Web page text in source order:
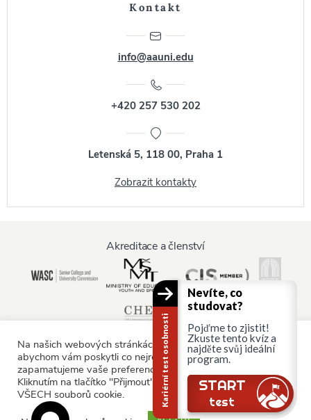
Kontakt
info@aauni.edu
+420 257 530 202
Letenská 5, 118 00, Praha 1
Zobrazit kontakty
Akreditace a členství
Informace pro:
Rodiče a rodina
Na našich webových stránkách používáme soubory cookie,
abychom vám poskytli co nejrelevantnější služby tím, že si
zapamatujeme vaše preference a opakované návštěvy.
Kliknutím na tlačítko "Přijmout" souhlasíte s používáním
VŠECH souborů cookie.
Kariérní test osobnosti
Nevíte, co
studovat?
Pojďme to zjistit!
Zkuste tento kvíz a
najděte svůj ideální
program.
START
test
Stále tu jsi?